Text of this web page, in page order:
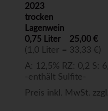
2023
trocken
Lagenwein
0,75 Liter
25,00 €
(1,0 Liter = 33,33 €)
A: 12,5% RZ: 0,2 S:
-enthält Sulfite-
Preis inkl. MwSt. zzgl.